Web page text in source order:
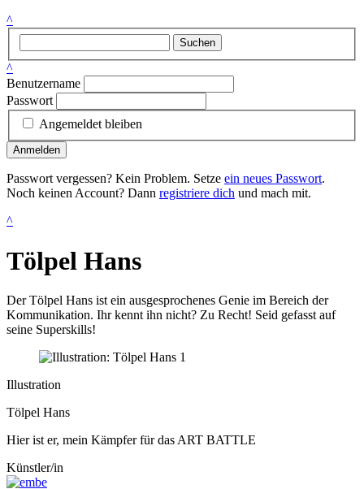
^
Suchen
^
Benutzername
Passwort
Angemeldet bleiben
Anmelden
Passwort vergessen? Kein Problem. Setze ein neues Passwort.
Noch keinen Account? Dann registriere dich und mach mit.
^
Tölpel Hans
Der Tölpel Hans ist ein ausgesprochenes Genie im Bereich der
Kommunikation. Ihr kennt ihn nicht? Zu Recht! Seid gefasst auf
seine Superskills!
Illustration
Tölpel Hans
Hier ist er, mein Kämpfer für das ART BATTLE
Künstler/in